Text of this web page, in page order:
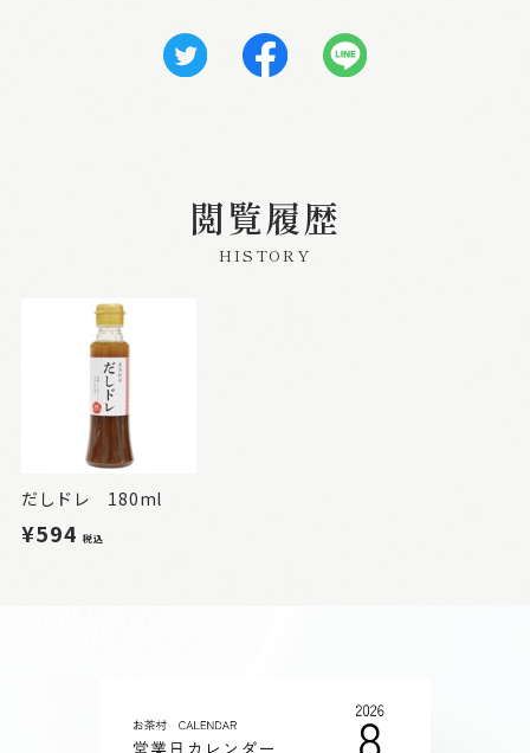
閲覧履歴
HISTORY
だしドレ 180ml
¥594税込